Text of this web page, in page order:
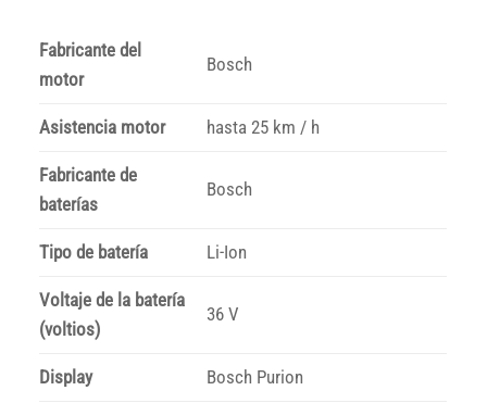
Fabricante del
motor
Bosch
Asistencia motor hasta 25 km / h
Fabricante de
baterías
Bosch
Tipo de batería Li-Ion
Voltaje de la batería
(voltios)
36 V
Display Bosch Purion